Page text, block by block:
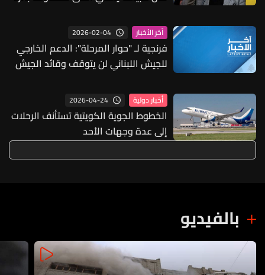
آخر الأخبار 2026-02-04
فرنجية لـ "حوار المرحلة": الدعم الخارجي
للجيش اللبناني لن يتوقف وقائد الجيش
المساعدات أو إبقاء الجزء الذي كان
لدينا منها
أخبار دولية 2026-04-24
الخطوط الجوية الكويتية تستأنف الرحلات
إلى عدة وجهات الأحد
بالفيديو